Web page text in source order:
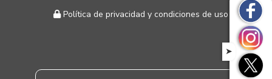
Política de privacidad y condiciones de uso
➤